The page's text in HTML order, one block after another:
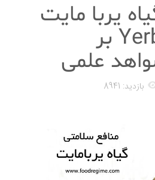
یربا مایت
Yerba Mate بر
علمی
بازدید: 8941